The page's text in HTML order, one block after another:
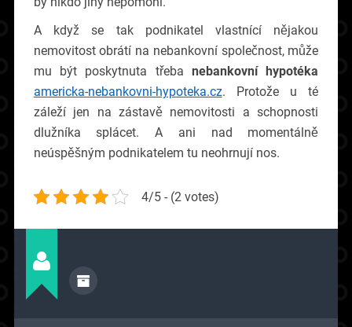
A když se tak podnikatel vlastnící nějakou
nemovitost obrátí na nebankovní společnost, může
mu být poskytnuta třebanebankovní hypotéka
americka-nebankovni-hypoteka.cz. Protože u té
záleží jen na zástavě nemovitosti a schopnosti
dlužníka splácet. A ani nad momentálně
neúspěšným podnikatelem tu neohrnují nos.
4/5 - (2 votes)